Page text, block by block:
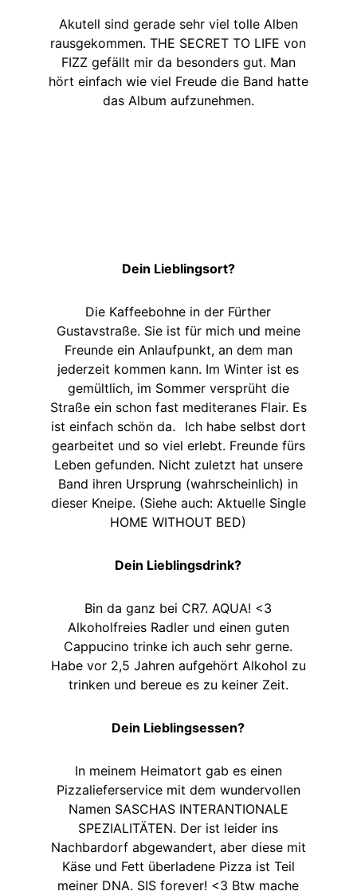
Akutell sind gerade sehr viel tolle Alben
rausgekommen. THE SECRET TO LIFE von
FIZZ gefällt mir da besonders gut. Man
hört einfach wie viel Freude die Band hatte
das Album aufzunehmen.
Dein Lieblingsort?
Die Kaffeebohne in der Fürther
Gustavstraße. Sie ist für mich und meine
Freunde ein Anlaufpunkt, an dem man
jederzeit kommen kann. Im Winter ist es
gemültlich, im Sommer versprüht die
Straße ein schon fast mediteranes Flair. Es
ist einfach schön da.
Ich habe selbst dort
gearbeitet und so viel erlebt. Freunde fürs
Leben gefunden. Nicht zuletzt hat unsere
Band ihren Ursprung (wahrscheinlich) in
dieser Kneipe. (Siehe auch: Aktuelle Single
HOME WITHOUT BED)
Dein Lieblingsdrink?
Bin da ganz bei CR7. AQUA! <3
Alkoholfreies Radler und einen guten
Cappucino trinke ich auch sehr gerne.
Habe vor 2,5 Jahren aufgehört Alkohol zu
trinken und bereue es zu keiner Zeit.
Dein Lieblingsessen?
In meinem Heimatort gab es einen
Pizzalieferservice mit dem wundervollen
Namen SASCHAS INTERANTIONALE
SPEZIALITÄTEN. Der ist leider ins
Nachbardorf abgewandert, aber diese mit
Käse und Fett überladene Pizza ist Teil
meiner DNA. SIS forever! <3 Btw mache